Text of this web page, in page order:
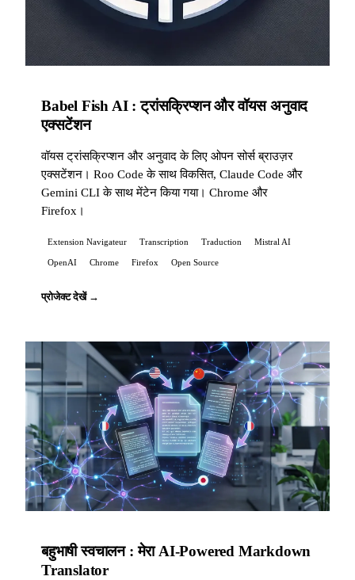
Babel Fish AI : ट्रांसक्रिप्शन और वॉयस अनुवाद
एक्सटेंशन
वॉयस ट्रांसक्रिप्शन और अनुवाद के लिए ओपन सोर्स ब्राउज़र
एक्सटेंशन। Roo Code के साथ विकसित, Claude Code और
Gemini CLI के साथ मेंटेन किया गया। Chrome और
Firefox।
Extension Navigateur Transcription Traduction Mistral AI
OpenAI Chrome Firefox Open Source
प्रोजेक्ट देखें →
बहुभाषी स्वचालन : मेरा AI-Powered Markdown
Translator